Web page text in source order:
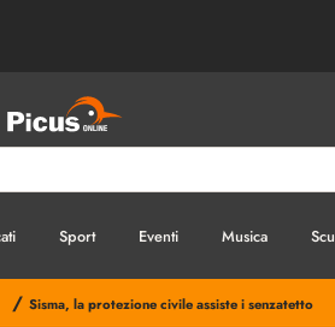
Sport Eventi Musica
/ Sisma, la protezione civile assiste i senzatetto